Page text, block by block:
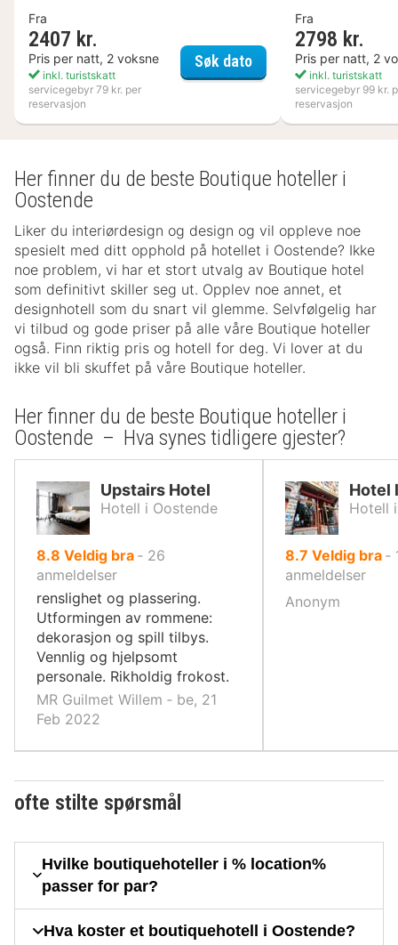
Fra
2407 kr.
Pris per natt, 2 voksne
inkl. turistskatt
servicegebyr 79 kr. per
reservasjon
Søk datoKosta Boda Art Hotel
Fra
2798 kr.
Pris per natt, 2
inkl. turistskatt
servicegebyr 99 kr.
reservasjon
Her finner du de beste Boutique hoteller i
Oostende
Liker du interiørdesign og design og vil oppleve noe
spesielt med ditt opphold på hotellet i Oostende? Ikke
noe problem, vi har et stort utvalg av Boutique hotel
som definitivt skiller seg ut. Opplev noe annet, et
designhotell som du snart vil glemme. Selvfølgelig har
vi tilbud og gode priser på alle våre Boutique hoteller
også. Finn riktig pris og hotell for deg. Vi lover at du
ikke vil bli skuffet på våre Boutique hoteller.
Her finner du de beste Boutique hoteller i
Oostende – Hva synes tidligere gjester?
Upstairs Hotel
Hotell i Oostende
8.8 av
10,
Veldig bra ‐ 26
anmeldelser
renslighet og plassering.
Utformingen av rommene:
dekorasjon og spill tilbys.
Vennlig og hjelpsomt
personale. Rikholdig frokost.
MR Guilmet Willem ‐ be, 21
Feb 2022
Hotel
Hotell
8.7 av
10,
Veldig bra ‐
anmeldelser
Anonym
ofte stilte spørsmål
Hvilke boutiquehoteller i % location%
passer for par?
Hva koster et boutiquehotell i Oostende?